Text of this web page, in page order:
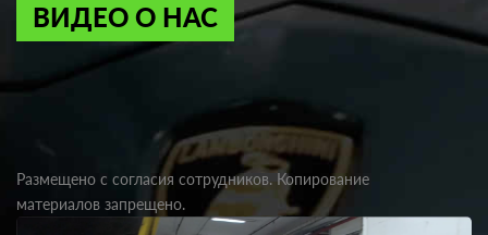
ВИДЕО О НАС
Размещено с согласия сотрудников. Копирование
материалов запрещено.